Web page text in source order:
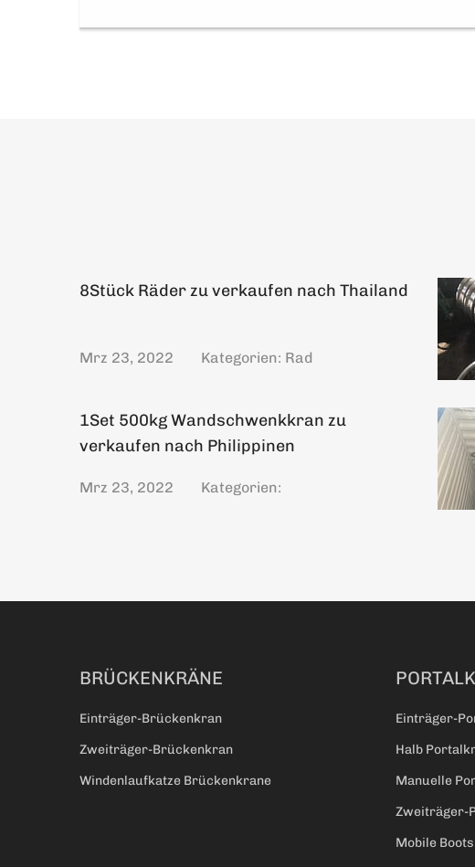
8Stück Räder zu verkaufen nach Thailand
Mrz 23, 2022 Kategorien: Rad
1Set 500kg Wandschwenkkran zu
verkaufen nach Philippinen
Mrz 23, 2022 Kategorien:
BRÜCKENKRÄNE
Einträger-Brückenkran
Zweiträger-Brückenkran
Windenlaufkatze Brückenkrane
Einträger-
Halb
Manuelle
Zweiträger-
Mobile